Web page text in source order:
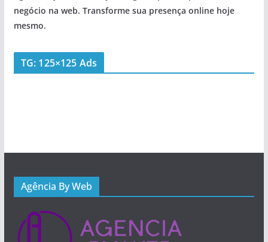
negócio na web. Transforme sua presença online hoje
mesmo.
TG: 125×125 Ads
Agência By Web